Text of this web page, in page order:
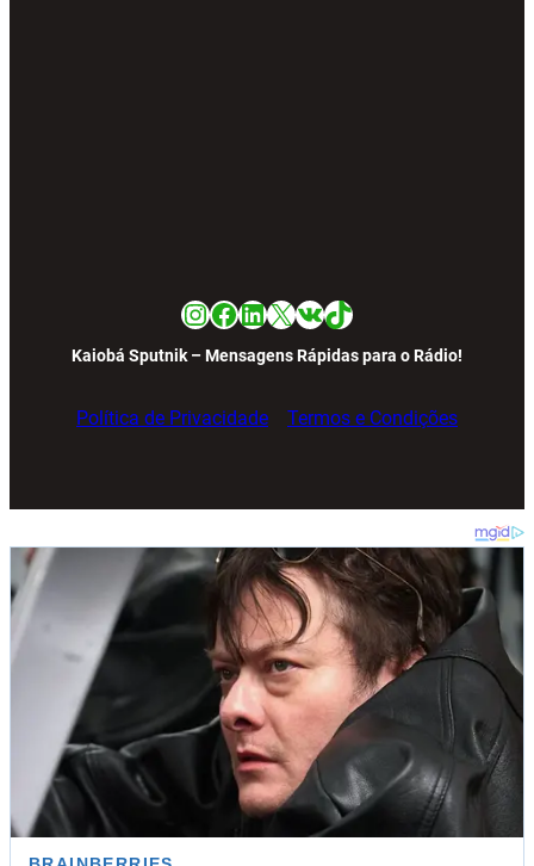
Instagram
Facebook
LinkedIn
X VKTikTok
Kaiobá Sputnik – Mensagens Rápidas para o Rádio!
Política de Privacidade Termos e Condições